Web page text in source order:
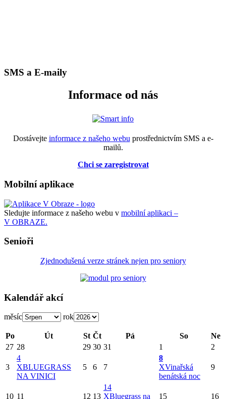
SMS a E-maily
Informace od nás
Dostávejte informace z našeho webu prostřednictvím SMS a e-
mailů.
Chci se zaregistrovat
Mobilní aplikace
Sledujte informace z našeho webu v mobilní aplikaci –
V OBRAZE.
Senioři
Zjednodušená verze stránek nejen pro seniory
Kalendář akcí
měsíc rok
Po Út St Čt Pá So
Ne
27 28 29 30 31 1 2
3
4
XBLUEGRASS
NA VINICI
5 6 7
8
XVinařská
benátská noc
9
10 11 12 13
14
XBluegrass na 15 16